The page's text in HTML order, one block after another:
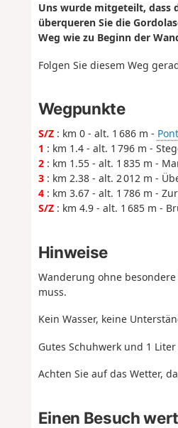
Uns wurde mitgeteilt, dass
überqueren Sie die
Weg wie zu Beginn der
Folgen Sie diesem Weg
Wegpunkte
S/Z: km 0 - alt. 1 686 m -
1 : km 1.4 - alt. 1 796 m -
2: km 1.55 - alt. 1 835 m -
3: km 2.38 - alt. 2 012 m -
4: km 3.67 - alt. 1 786 m -
S/Z: km 4.9 - alt. 1 685 m -
Hinweise
Wanderung ohne
muss.
Kein Wasser, keine
Gutes Schuhwerk und 1
Achten Sie auf das Wetter,
Einen Besuch wert